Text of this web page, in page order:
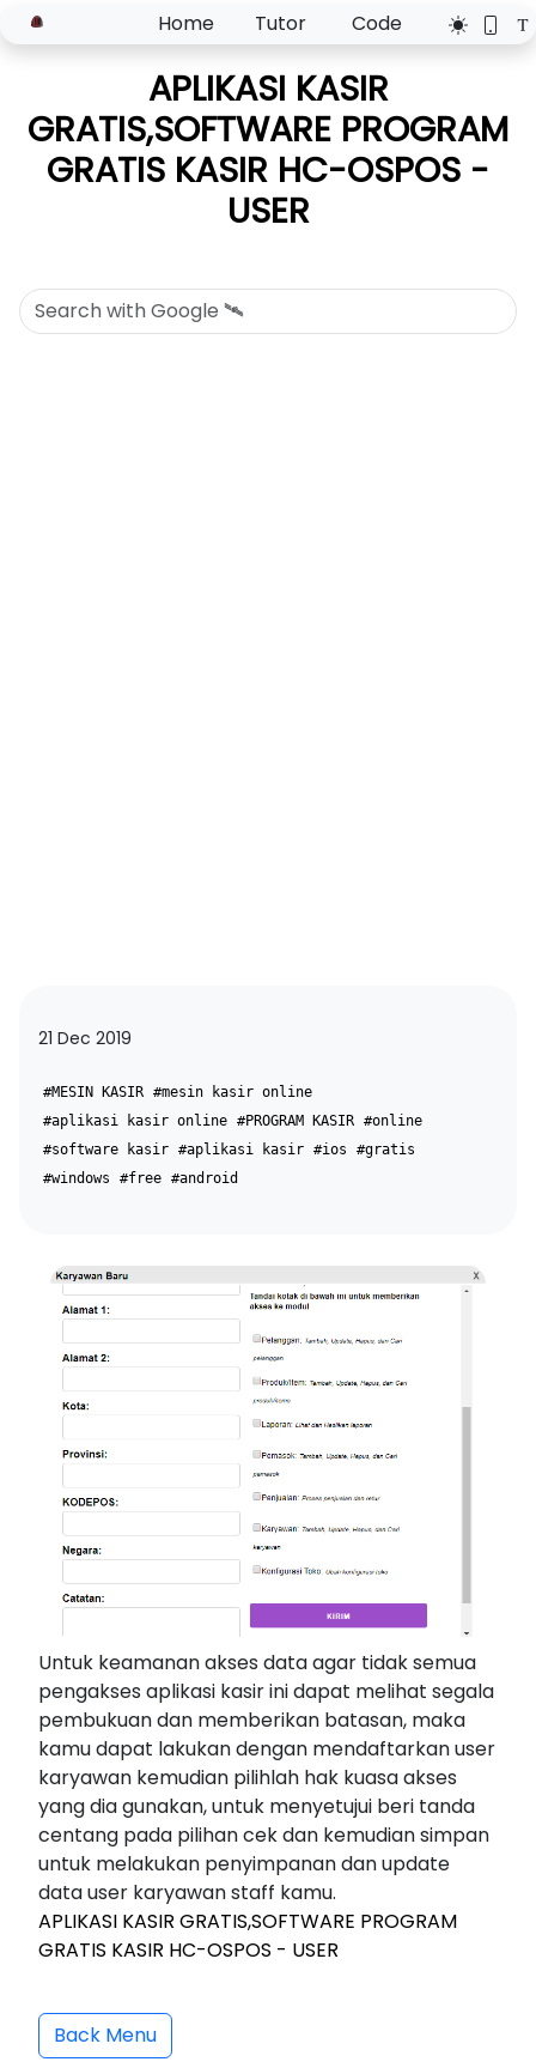
Home Tutor Code
APLIKASI KASIR
GRATIS,SOFTWARE PROGRAM
GRATIS KASIR HC-OSPOS -
USER
21 Dec 2019
#MESIN KASIR #mesin kasir online
#aplikasi kasir online #PROGRAM KASIR #online
#software kasir #aplikasi kasir #ios
#gratis
#windows
#free #android
Untuk keamanan akses data agar tidak semua
pengakses aplikasi kasir ini dapat melihat segala
pembukuan dan memberikan batasan, maka
kamu dapat lakukan dengan mendaftarkan user
karyawan kemudian pilihlah hak kuasa akses
yang dia gunakan, untuk menyetujui beri tanda
centang pada pilihan cek dan kemudian simpan
untuk melakukan penyimpanan dan update
data user karyawan staff kamu.
APLIKASI KASIR GRATIS,SOFTWARE PROGRAM
GRATIS KASIR HC-OSPOS - USER
Back Menu